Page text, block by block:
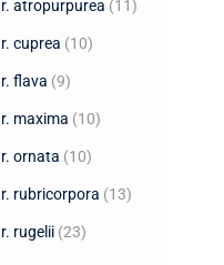
atropurpurea (11)
cuprea (10)
flava (9)
maxima (10)
ornata (10)
rubricorpora (13)
rugelii (23)